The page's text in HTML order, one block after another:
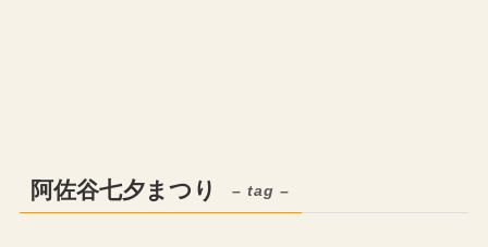
阿佐谷七夕まつり – tag –